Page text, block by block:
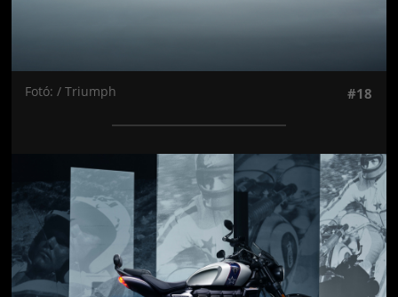
Fotó: / Triumph #18
Jön még kép!